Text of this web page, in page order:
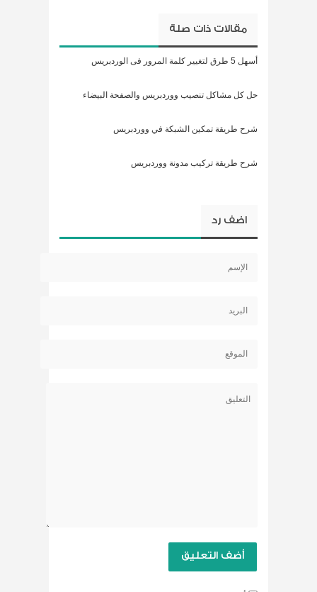
مقالات ذات صلة
أسهل 5 طرق لتغيير كلمة المرور فى الوردبريس
حل كل مشاكل تنصيب ووردبريس والصفحة البيضاء
شرح طريقة تمكين الشبكة في ووردبريس
شرح طريقة تركيب مدونة ووردبريس
اضف رد